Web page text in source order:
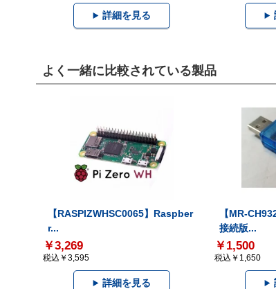
詳細を見る
よく一緒に比較されている製品
【RASPIZWHSC0065】Raspber
r...
￥3,269
税込￥3,595
詳細を見る
【MR-
接続版...
￥1,500
税込￥1,650